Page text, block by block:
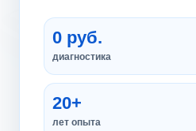
0 руб.
диагностика
20+
лет опыта